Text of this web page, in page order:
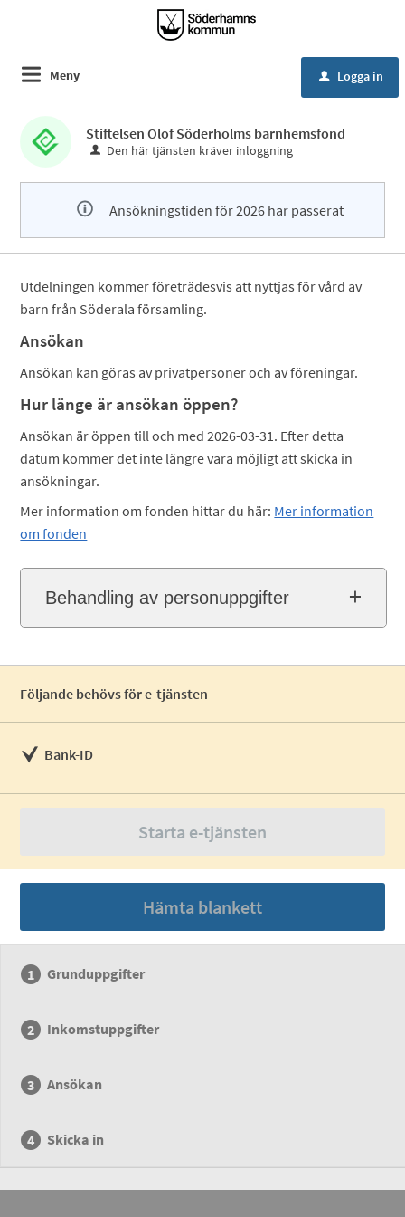
Meny u Logga in
Stiftelsen Olof Söderholms barnhemsfond
Den här tjänsten kräver inloggning
Ansökningstiden för 2026 har passerat
Utdelningen kommer företrädesvis att nyttjas för vård av
barn från Söderala församling.
Ansökan
Ansökan kan göras av privatpersoner och av föreningar.
Hur länge är ansökan öppen?
Ansökan är öppen till och med 2026-03-31. Efter detta
datum kommer det inte längre vara möjligt att skicka in
ansökningar.
Mer information om fonden hittar du här: Mer information
om fonden
Behandling av personuppgifter
Följande behövs för e-tjänsten
Bank-ID
Starta e-tjänsten
Hämta blankett
Grunduppgifter
Inkomstuppgifter
Ansökan
Skicka in